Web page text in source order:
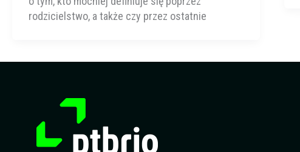
rodzicielstwo, a także czy przez ostatnie